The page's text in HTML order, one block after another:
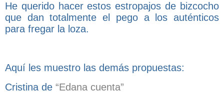
He querido hacer estos estropajos de bizcocho
que dan totalmente el pego a los auténticos
para fregar la loza.
Aquí les muestro las demás propuestas:
Cristina de “Edana cuenta”